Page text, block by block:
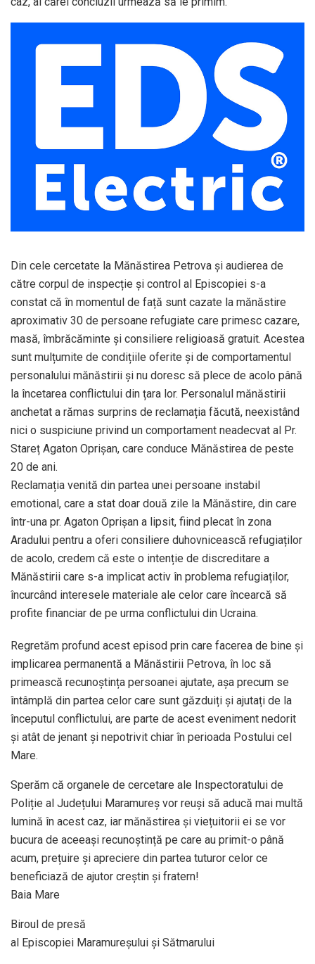
Din cele cercetate la Mănăstirea Petrova și audierea de
către corpul de inspecție și control al Episcopiei s-a
constat că în momentul de față sunt cazate la mănăstire
aproximativ 30 de persoane refugiate care primesc cazare,
masă, îmbrăcăminte și consiliere religioasă gratuit. Acestea
sunt mulțumite de condițiile oferite și de comportamentul
personalului mănăstirii și nu doresc să plece de acolo până
la încetarea conflictului din țara lor. Personalul mănăstirii
anchetat a rămas surprins de reclamația făcută, neexistând
nici o suspiciune privind un comportament neadecvat al Pr.
Stareț Agaton Oprișan, care conduce Mănăstirea de peste
20 de ani.
Reclamația venită din partea unei persoane instabil
emotional, care a stat doar două zile la Mănăstire, din care
într-una pr. Agaton Oprișan a lipsit, fiind plecat în zona
Aradului pentru a oferi consiliere duhovnicească refugiaților
de acolo, credem că este o intenție de discreditare a
Mănăstirii care s-a implicat activ în problema refugiaților,
încurcând interesele materiale ale celor care încearcă să
profite financiar de pe urma conflictului din Ucraina.
Regretăm profund acest episod prin care facerea de bine și
implicarea permanentă a Mănăstirii Petrova, în loc să
primească recunoștința persoanei ajutate, așa precum se
întâmplă din partea celor care sunt găzduiți și ajutați de la
începutul conflictului, are parte de acest eveniment nedorit
și atât de jenant și nepotrivit chiar în perioada Postului cel
Mare.
Sperăm că organele de cercetare ale Inspectoratului de
Poliție al Județului Maramureș vor reuși să aducă mai multă
lumină în acest caz, iar mănăstirea și viețuitorii ei se vor
bucura de aceeași recunoștință pe care au primit-o până
acum, prețuire și apreciere din partea tuturor celor ce
beneficiază de ajutor creștin și fratern!
Baia Mare
Biroul de presă
al Episcopiei Maramureșului și Sătmarului